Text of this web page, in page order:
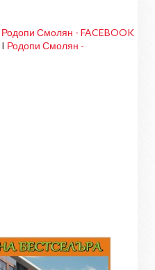
Родопи Смолян - FACEBOOK
I Родопи Смолян -